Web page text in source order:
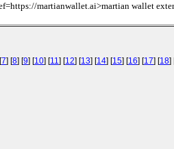
martianwallet.ai>martian wallet
7] [8] [9] [10] [11] [12] [13] [14] [15] [16] [17] [18]